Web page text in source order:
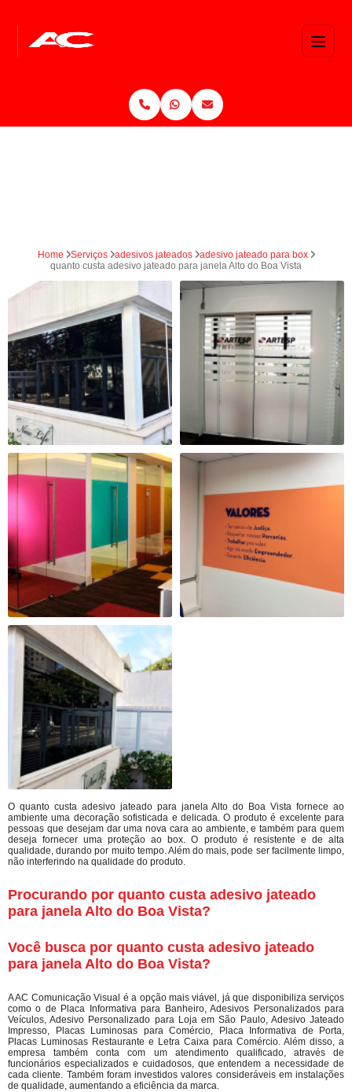
Home Serviços adesivos jateados
adesivo jateado para box
quanto custa adesivo jateado para janela Alto do Boa Vista
O quanto custa adesivo jateado para janela Alto do Boa Vista fornece ao
ambiente uma decoração sofisticada e delicada. O produto é excelente para
pessoas que desejam dar uma nova cara ao ambiente, e também para quem
deseja fornecer uma proteção ao box. O produto é resistente e de alta
qualidade, durando por muito tempo. Além do mais, pode ser facilmente limpo,
não interferindo na qualidade do produto.
Procurando por quanto custa adesivo jateado
para janela Alto do Boa Vista?
Você busca por quanto custa adesivo jateado
para janela Alto do Boa Vista?
A AC Comunicação Visual é a opção mais viável, já que disponibiliza serviços
como o de Placa Informativa para Banheiro, Adesivos Personalizados para
Veículos, Adesivo Personalizado para Loja em São Paulo, Adesivo Jateado
Impresso, Placas Luminosas para Comércio, Placa Informativa de Porta,
Placas Luminosas Restaurante e Letra Caixa para Comércio. Além disso, a
empresa também conta com um atendimento qualificado, através de
funcionários especializados e cuidadosos, que entendem a necessidade de
cada cliente. Também foram investidos valores consideráveis em instalações
de qualidade, aumentando a eficiência da marca.